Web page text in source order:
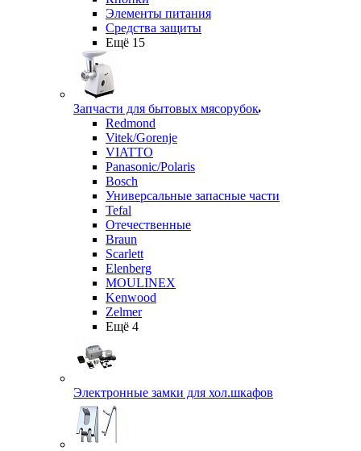
Элементы питания
Средства защиты
Ещё 15
Запчасти для бытовых мясорубок
Redmond
Vitek/Gorenje
VIATTO
Panasonic/Polaris
Bosch
Универсальные запасные части
Tefal
Отечественные
Braun
Scarlett
Elenberg
MOULINEX
Kenwood
Zelmer
Ещё 4
Электронные замки для хол.шкафов